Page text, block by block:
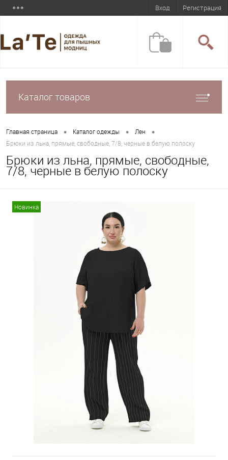
Вход Регистрация
Каталог товаров
Главная страница • Каталог одежды • Лен •
Брюки из льна, прямые, свободные, 7/8, черные в белую полоску
Брюки из льна, прямые, свободные,
7/8, черные в белую полоску
Новинка